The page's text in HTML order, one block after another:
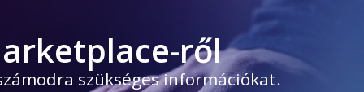
ről
szükséges információkat.